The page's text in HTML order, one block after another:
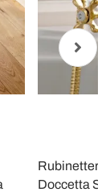
Doccetta